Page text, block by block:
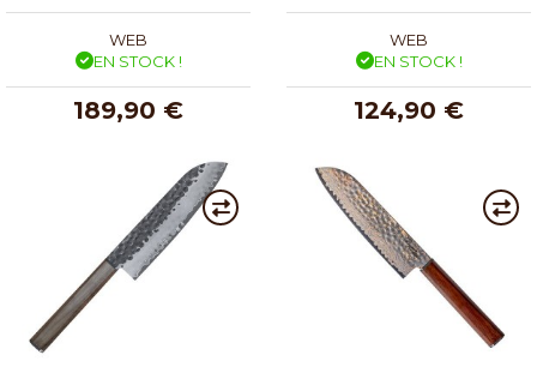
WEB
EN STOCK !
189,90 €
WEB
EN STOCK !
124,90 €